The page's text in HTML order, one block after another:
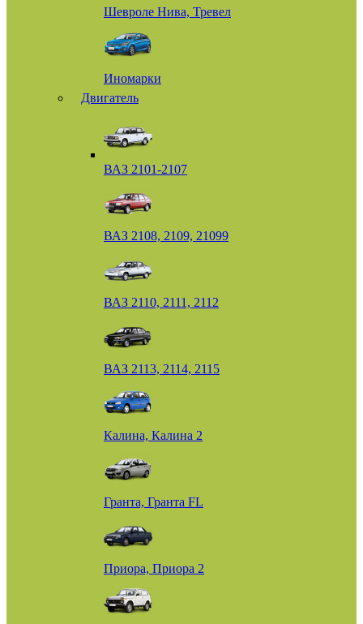
Шевроле Нива, Тревел
Иномарки
Двигатель
ВАЗ 2101-2107
ВАЗ 2108, 2109, 21099
ВАЗ 2110, 2111, 2112
ВАЗ 2113, 2114, 2115
Калина, Калина 2
Гранта, Гранта FL
Приора, Приора 2